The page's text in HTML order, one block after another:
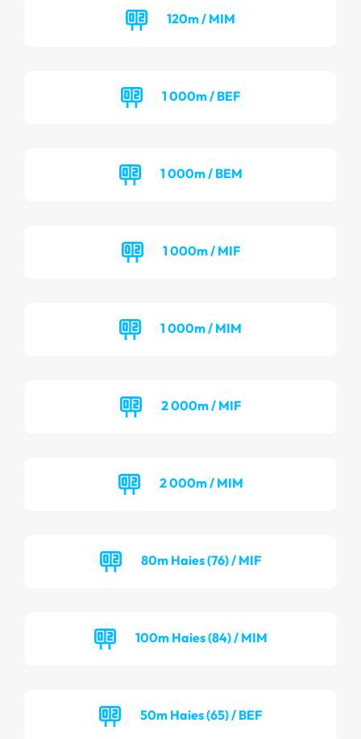
120m / MIM
1 000m / BEF
1 000m / BEM
1 000m / MIF
1 000m / MIM
2 000m / MIF
2 000m / MIM
80m Haies (76) / MIF
100m Haies (84) / MIM
50m Haies (65) / BEF